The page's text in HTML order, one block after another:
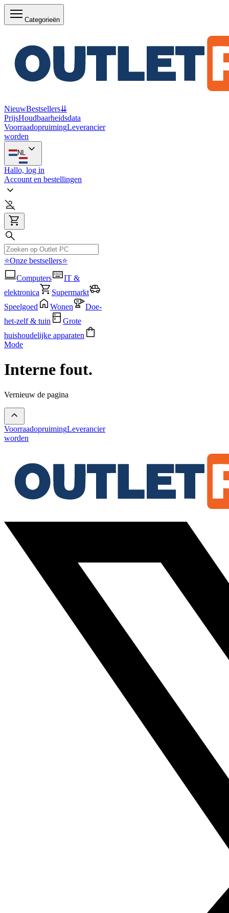
Categorieën
NieuwBestsellers⇊
PrijsHoudbaarheidsdata
VoorraadopruimingLeverancier
worden
NL
Hallo, log in
Account en bestellingen
⭐Onze bestsellers⭐
Computers
IT &
elektronica
Supermarkt
Speelgoed
Wonen
Doe-
het-zelf & tuin
Grote
huishoudelijke apparaten
Mode
Interne fout.
Vernieuw de pagina
VoorraadopruimingLeverancier
worden